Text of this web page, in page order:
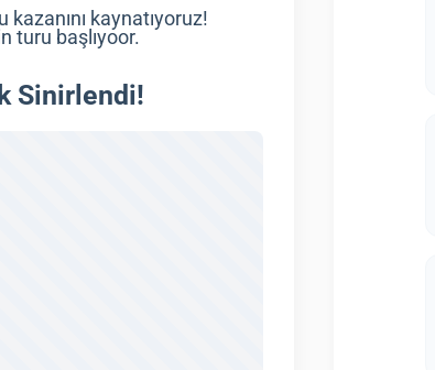
kaynatıyoruz!
turu başlıyoor.
Sinirlendi!